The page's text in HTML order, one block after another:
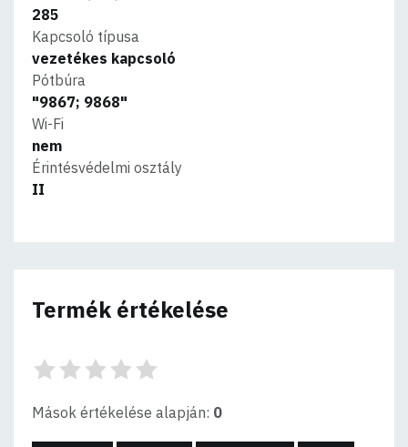
285
Kapcsoló típusa
vezetékes kapcsoló
Pótbúra
"9867; 9868"
Wi-Fi
nem
Érintésvédelmi osztály
II
Termék értékelése
Mások értékelése alapján: 0